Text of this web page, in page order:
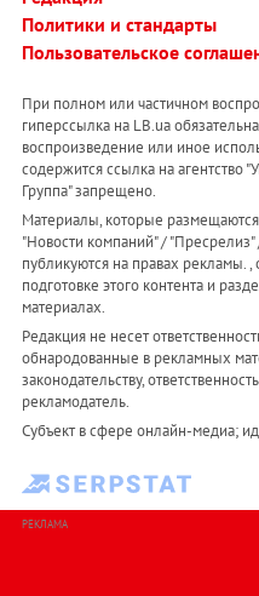
Политики и стандарты
Пользовательское
При полном или частичном
гиперссылка на LB.ua
воспроизведение или иное
содержится ссылка на агентство
Группа" запрещено.
Материалы, которые
"Новости компаний" /
публикуются на правах рекламы. ,
подготовке этого контента и
материалах.
Редакция не несет
обнародованные в рекламных
законодательству,
рекламодатель.
Субъект в сфере онлайн-медиа;
РЕКЛАМА